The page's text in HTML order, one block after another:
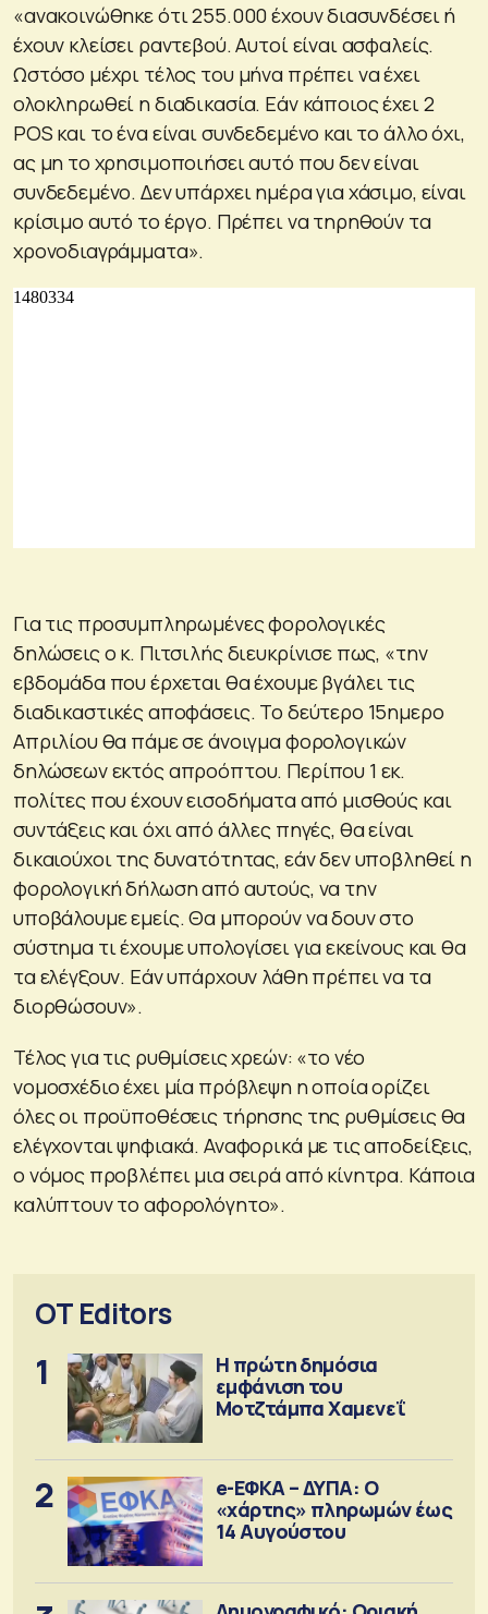
«ανακοινώθηκε ότι 255.000 έχουν διασυνδέσει ή
έχουν κλείσει ραντεβού. Αυτοί είναι ασφαλείς.
Ωστόσο μέχρι τέλος του μήνα πρέπει να έχει
ολοκληρωθεί η διαδικασία. Εάν κάποιος έχει 2
POS και το ένα είναι συνδεδεμένο και το άλλο όχι,
ας μη το χρησιμοποιήσει αυτό που δεν είναι
συνδεδεμένο. Δεν υπάρχει ημέρα για χάσιμο, είναι
κρίσιμο αυτό το έργο. Πρέπει να τηρηθούν τα
χρονοδιαγράμματα».
Για τις προσυμπληρωμένες φορολογικές
δηλώσεις ο κ. Πιτσιλής διευκρίνισε πως, «την
εβδομάδα που έρχεται θα έχουμε βγάλει τις
διαδικαστικές αποφάσεις. Το δεύτερο 15ημερο
Απριλίου θα πάμε σε άνοιγμα φορολογικών
δηλώσεων εκτός απροόπτου. Περίπου 1 εκ.
πολίτες που έχουν εισοδήματα από μισθούς και
συντάξεις και όχι από άλλες πηγές, θα είναι
δικαιούχοι της δυνατότητας, εάν δεν υποβληθεί η
φορολογική δήλωση από αυτούς, να την
υποβάλουμε εμείς. Θα μπορούν να δουν στο
σύστημα τι έχουμε υπολογίσει για εκείνους και θα
τα ελέγξουν. Εάν υπάρχουν λάθη πρέπει να τα
διορθώσουν».
Τέλος για τις ρυθμίσεις χρεών: «το νέο
νομοσχέδιο έχει μία πρόβλεψη η οποία ορίζει
όλες οι προϋποθέσεις τήρησης της ρυθμίσεις θα
ελέγχονται ψηφιακά. Αναφορικά με τις αποδείξεις,
ο νόμος προβλέπει μια σειρά από κίνητρα. Κάποια
καλύπτουν το αφορολόγητο».
OT Editors
1
Η πρώτη δημόσια
εμφάνιση του
Μοτζτάμπα Χαμενεΐ
2
e-ΕΦΚΑ – ΔΥΠΑ: Ο
«χάρτης» πληρωμών έως
14 Αυγούστου